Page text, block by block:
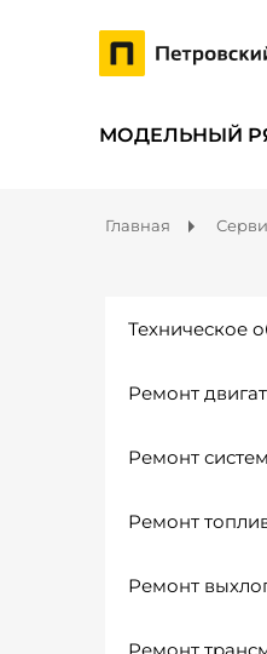
МОДЕЛЬНЫЙ
Главная
Техническое
Ремонт
Ремонт
Ремонт
Ремонт